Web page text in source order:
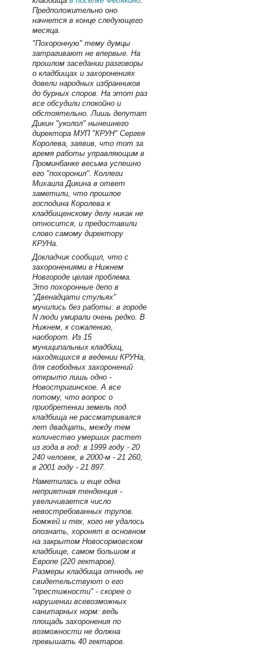
Предположительно оно
начнется в конце следующего
месяца.
"Похоронную" тему думцы
затрагивают не впервые. На
прошлом заседании разговоры
о кладбищах и захоронениях
довели народных избранников
до бурных споров. На этот раз
все обсудили спокойно и
обстоятельно. Лишь депутат
Дикин "уколол" нынешнего
директора МУП "КРУН" Сергея
Королева, заявив, что тот за
время работы управляющим в
Проминбанке весьма успешно
его "похоронил". Коллеги
Михаила Дикина в ответ
заметили, что прошлое
господина Королева к
кладбищенскому делу никак не
относится, и предоставили
слово самому директору
КРУНа.
Докладчик сообщил, что с
захоронениями в Нижнем
Новгороде целая проблема.
Это похоронные депо в
"Двенадцати стульях"
мучились без работы: в городе
N люди умирали очень редко. В
Нижнем, к сожалению,
наоборот. Из 15
муниципальных кладбищ,
находящихся в ведении КРУНа,
для свободных захоронений
открыто лишь одно -
Новостригинское. А все
потому, что вопрос о
приобретении земель под
кладбища не рассматривался
лет двадцать, между тем
количество умерших растет
из года в год: в 1999 году - 20
240 человек, в 2000-м - 21 260,
в 2001 году - 21 897.
Наметилась и еще одна
неприятная тенденция -
увеличивается число
невостребованных трупов.
Бомжей и тех, кого не удалось
опознать, хоронят в основном
на закрытом Новосормовском
кладбище, самом большом в
Европе (220 гектаров).
Размеры кладбища отнюдь не
свидетельствуют о его
"престижности" - скорее о
нарушении всевозможных
санитарных норм: ведь
площадь захоронения по
возможности не должна
превышать 40 гектаров.